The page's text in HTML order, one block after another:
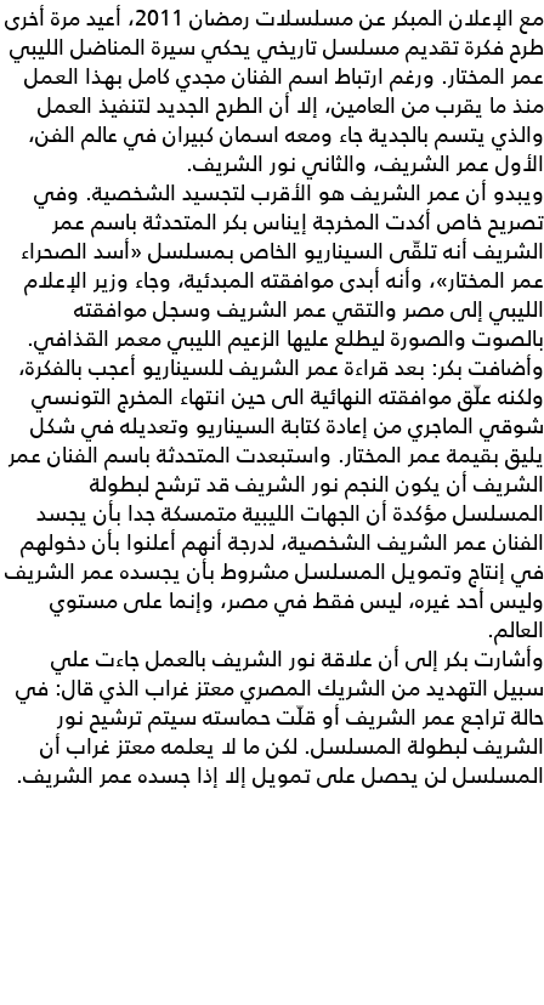
مع الإعلان المبكر عن مسلسلات رمضان 2011، أعيد مرة أخرى
طرح فكرة تقديم مسلسل تاريخي يحكي سيرة المناضل الليبي
عمر المختار. ورغم ارتباط اسم الفنان مجدي كامل بهذا العمل
منذ ما يقرب من العامين، إلا أن الطرح الجديد لتنفيذ العمل
والذي يتسم بالجدية جاء ومعه اسمان كبيران في عالم الفن،
الأول عمر الشريف، والثاني نور الشريف.
ويبدو أن عمر الشريف هو الأقرب لتجسيد الشخصية. وفي
تصريح خاص أكدت المخرجة إيناس بكر المتحدثة باسم عمر
الشريف أنه تلقّى السيناريو الخاص بمسلسل «أسد الصحراء
عمر المختار»، وأنه أبدى موافقته المبدئية، وجاء وزير الإعلام
الليبي إلى مصر والتقي عمر الشريف وسجل موافقته
بالصوت والصورة ليطلع عليها الزعيم الليبي معمر القذافي.
وأضافت بكر: بعد قراءة عمر الشريف للسيناريو أعجب بالفكرة،
ولكنه علّق موافقته النهائية الى حين انتهاء المخرج التونسي
شوقي الماجري من إعادة كتابة السيناريو وتعديله في شكل
يليق بقيمة عمر المختار. واستبعدت المتحدثة باسم الفنان عمر
الشريف أن يكون النجم نور الشريف قد ترشح لبطولة
المسلسل مؤكدة أن الجهات الليبية متمسكة جدا بأن يجسد
الفنان عمر الشريف الشخصية، لدرجة أنهم أعلنوا بأن دخولهم
في إنتاج وتمويل المسلسل مشروط بأن يجسده عمر الشريف
وليس أحد غيره، ليس فقط في مصر، وإنما على مستوي
العالم.
وأشارت بكر إلى أن علاقة نور الشريف بالعمل جاءت علي
سبيل التهديد من الشريك المصري معتز غراب الذي قال: في
حالة تراجع عمر الشريف أو قلّت حماسته سيتم ترشيح نور
الشريف لبطولة المسلسل. لكن ما لا يعلمه معتز غراب أن
المسلسل لن يحصل على تمويل إلا إذا جسده عمر الشريف.